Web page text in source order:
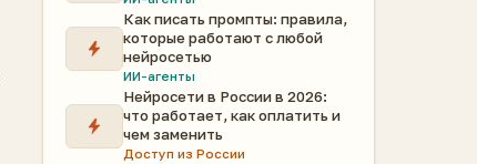
Как писать промпты: правила,
которые работают с любой
нейросетью
ИИ-агенты
Нейросети в России в 2026:
что работает, как оплатить и
чем заменить
Доступ из России